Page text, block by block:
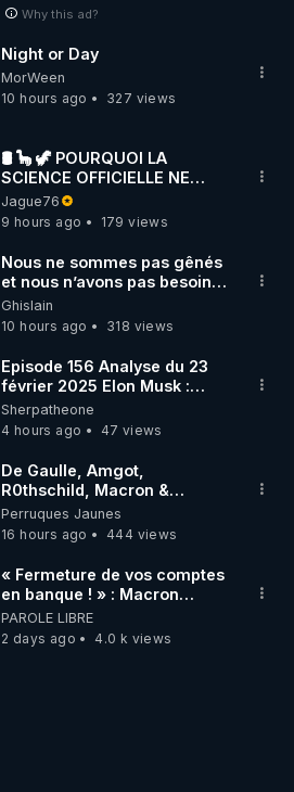
Why this ad?
Night or Day
MorWeen
10 hours ago
327 views
🛢 🦕 🦖 POURQUOI LA
SCIENCE OFFICIELLE NE
CONNAÎT-ELLE PAS LA VRAIE
ORIGINE DU PÉTROLE ?
Jague76
9 hours ago
179 views
Nous ne sommes pas gênés
et nous n’avons pas besoin
de nous excuser ! #jw
#jehovah #collegecentral
Ghislain
10 hours ago
318 views
Episode 156 Analyse du 23
février 2025 Elon Musk :
Houston , on a un problème !
Sherpatheone
4 hours ago
47 views
De Gaulle, Amgot,
R0thschild, Macron &
Pompidou… Macron Claude
Janvier, GPTV, 18 X 2024
Perruques Jaunes
16 hours ago
444 views
« Fermeture de vos comptes
en banque ! » : Macron
impose une loi folle !
PAROLE LIBRE
2 days ago
4.0 k views